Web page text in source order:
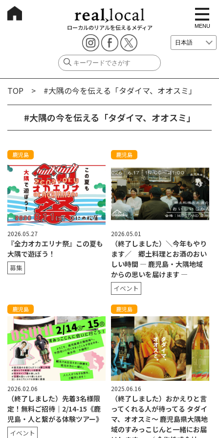
ローカルのリアルを伝えるメディア
t
o
g
g
e
i
i
MENU
TOP > #大隅の今を伝える「タダイマ、オオスミ」
#大隅の今を伝える「タダイマ、オオスミ」
鹿児島
2026.05.27
『全力オカエリナ祭』この夏も
大隅で遊ぼう！
募集
鹿児島
2026.05.01
（終了しました）＼今年もやり
ます／ 郷土料理とお酒のおい
しい時間 — 鹿児島・大隅地域
からの思いを届けます —
イベント
鹿児島
2026.02.06
（終了しました）先着3名様限
定！無料ご招待｜2/14-15《鹿
児島・人と繋がる体験ツアー》
イベント
鹿児島
2025.06.16
（終了しました）おかえりと言
ってくれる人が待ってる タダイ
マ、オオスミ〜 鹿児島県大隅地
域のすみっこじんと一緒にお届